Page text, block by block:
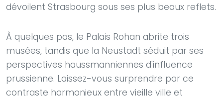
dévoilent Strasbourg sous ses plus beaux reflets.
À quelques pas, le Palais Rohan abrite trois
musées, tandis que la Neustadt séduit par ses
perspectives haussmanniennes d'influence
prussienne. Laissez-vous surprendre par ce
contraste harmonieux entre vieille ville et